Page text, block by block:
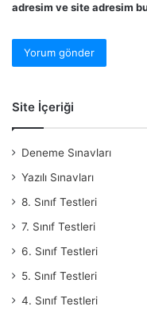
adresim ve site adresim
Site İçeriği
Deneme Sınavları
Yazılı Sınavları
8. Sınıf Testleri
7. Sınıf Testleri
6. Sınıf Testleri
5. Sınıf Testleri
4. Sınıf Testleri